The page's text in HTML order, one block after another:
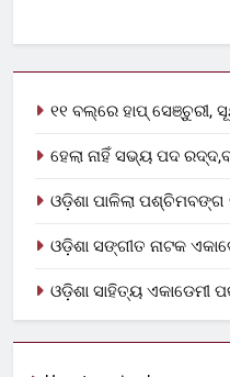
୧୧ ବଲ୍‌ରେ ହାପ୍ ସେଞ୍ଚୁରୀ,
ହେଲା ନାହିଁ ସଭ୍ୟ ପଦ
ଓଡ଼ିଶା ପାଳିଲା
ଓଡ଼ିଶା ସଙ୍ଗୀତ ନାଟକ
ଓଡ଼ିଶା ସାହିତ୍ୟ